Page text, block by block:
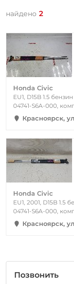
найдено 2
Honda Civic
EU1, D15B 1.5 бензин
04741-S6A-000,
Красноярск,
Honda Civic
EU1, 2001, D15B 1.5
04741-S6A-000,
Красноярск,
Позвонить